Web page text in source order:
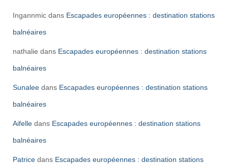
Ingannmic dans Escapades européennes : destination stations
balnéaires
nathalie dans Escapades européennes : destination stations
balnéaires
Sunalee dans Escapades européennes : destination stations
balnéaires
Aifelle dans Escapades européennes : destination stations
balnéaires
Patrice dans Escapades européennes : destination stations